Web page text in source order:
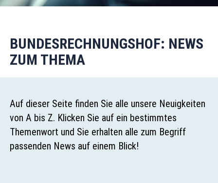
BUNDESRECHNUNGSHOF: NEWS
ZUM THEMA
Auf dieser Seite finden Sie alle unsere Neuigkeiten
von A bis Z. Klicken Sie auf ein bestimmtes
Themenwort und Sie erhalten alle zum Begriff
passenden News auf einem Blick!